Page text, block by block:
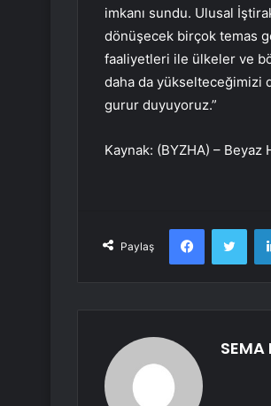
imkanı sundu. Ulusal
dönüşecek birçok temas
faaliyetleri ile ülkeler ve
daha da yükselteceğimizi
gurur duyuyoruz.”
Kaynak: (BYZHA) – Beyaz
Paylaş
Facebook
SEMA